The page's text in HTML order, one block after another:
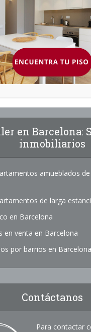
en Barcelona:
inmobiliarios
amueblados
de larga
en Barcelona
en venta en Barcelona
por barrios en Barcelona
Contáctanos
Para contactar